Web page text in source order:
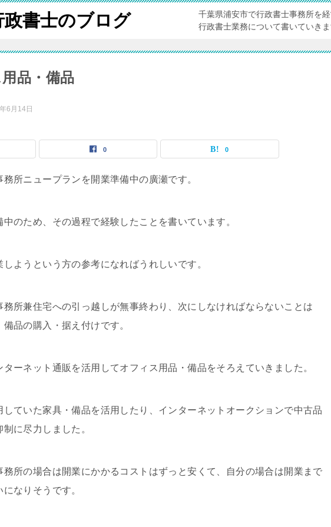
書士のブログ
千葉県浦安市で行政書士事務所を
行政書士業務について書いていきま
品・備品
6月14日
0 0
所ニュープランを開業準備中の廣瀬です。
のため、その過程で経験したことを書いています。
ようという方の参考になればうれしいです。
所兼住宅への引っ越しが無事終わり、次にしなければならないことは
品の購入・据え付けです。
ーネット通販を活用してオフィス用品・備品をそろえていきました。
ていた家具・備品を活用したり、インターネットオークションで中古品
に尽力しました。
所の場合は開業にかかるコストはずっと安くて、自分の場合は開業まで
なりそうです。